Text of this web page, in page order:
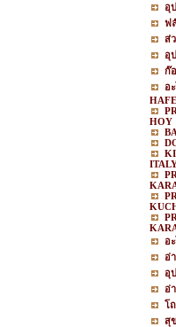
อุ
ฟ
ส่
อุ
ก๊
อ
HOY
อ
อ่
อุ
อ่
โ
สุ